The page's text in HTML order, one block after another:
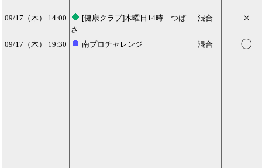
09/17（木） 14:00
[健康クラブ]木曜日14時 つば
さ
混合 ×
09/17（木） 19:30 南プロチャレンジ 混合 〇